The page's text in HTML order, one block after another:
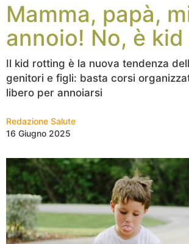
Mamma, papà,
annoio! No, è
Il kid rotting è la nuova tendenza
genitori e figli: basta corsi
libero per annoiarsi
Redazione Salute
16 Giugno 2025